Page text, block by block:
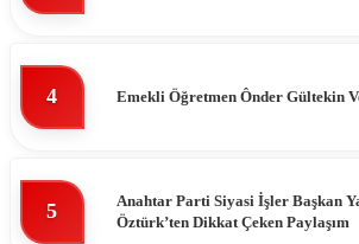
4 Emekli Öğretmen Ônder Gültekin
5
Anahtar Parti Siyasi İşler Başkan
Öztürk’ten Dikkat Çeken Paylaşım